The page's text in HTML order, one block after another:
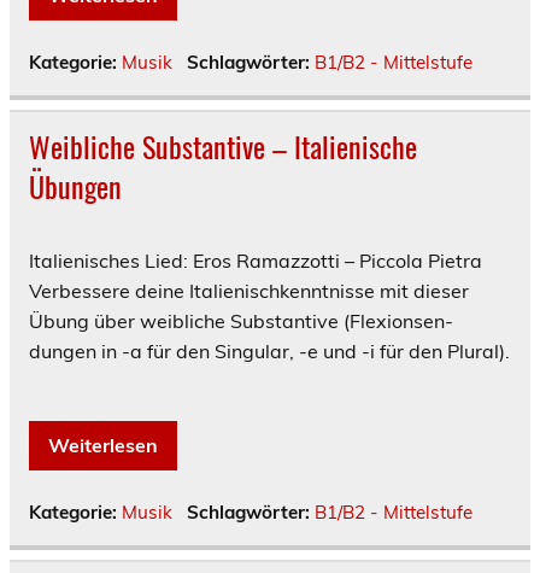
Kategorie: Musik Schlagwörter: B1/B2 - Mittelstufe
Weibliche Substantive – Italienische
Übungen
Italienisches Lied: Eros Ramazzotti – Piccola Pietra
Verbessere deine Italienischkenntnisse mit dieser
Übung über weibliche Substantive (Fle­xi­ons­en­
dungen in -a für den Singular, -e und -i für den Plural).
Weiterlesen
Kategorie: Musik Schlagwörter: B1/B2 - Mittelstufe